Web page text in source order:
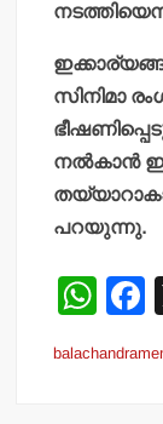
സിനിമാ
നല്‍കാന്‍
പറയുന്നു.
W
at c